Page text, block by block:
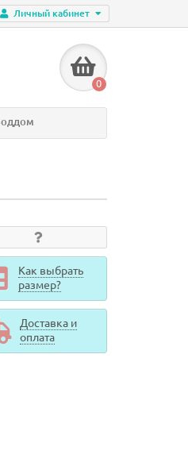
Личный кабинет
0
Как выбрать
размер?
Доставка и
оплата